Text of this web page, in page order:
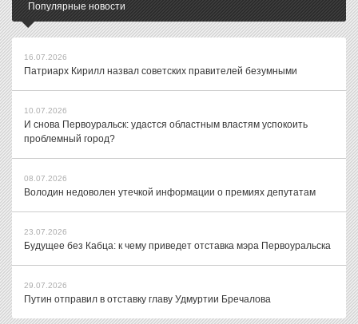
Популярные новости
16.07.2026
Патриарх Кирилл назвал советских правителей безумными
10.07.2026
И снова Первоуральск: удастся областным властям успокоить
проблемный город?
08.07.2026
Володин недоволен утечкой информации о премиях депутатам
23.07.2026
Будущее без Кабца: к чему приведет отставка мэра Первоуральска
29.07.2026
Путин отправил в отставку главу Удмуртии Бречалова